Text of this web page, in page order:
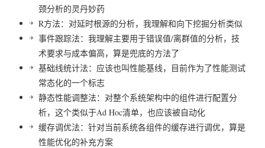
颈分析的灵丹妙药
R方法：对延时根源的分析，我理解和向下挖掘分析类似
事件跟踪法：我理解主要用于错误值/离群值的分析，技
术要求与成本偏高，算是兜底的方法了
基础线统计法：应该也叫性能基线，目前作为了性能测试
常态化的一个标志
静态性能调整法：对整个系统架构中的组件进行配置分
析，这个类似于Ad Hoc清单，也应该被自动化
缓存调优法：针对当前系统各组件的缓存进行调优，算是
性能优化的补充方案